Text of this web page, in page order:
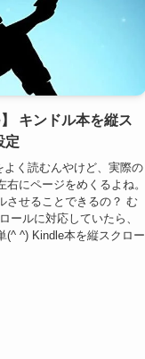
キンドル本を縦ス
定
よく読むんやけど、実際の
にページをめくるよね。
させることできるの？ む
ールに対応していたら、
(^ ^) Kindle本を縦スクロー